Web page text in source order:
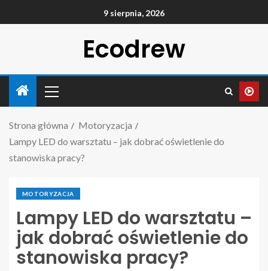
9 sierpnia, 2026
Ecodrew
Strona główna
Motoryzacja
Lampy LED do warsztatu – jak dobrać oświetlenie do
stanowiska pracy?
MOTORYZACJA
Lampy LED do warsztatu –
jak dobrać oświetlenie do
stanowiska pracy?